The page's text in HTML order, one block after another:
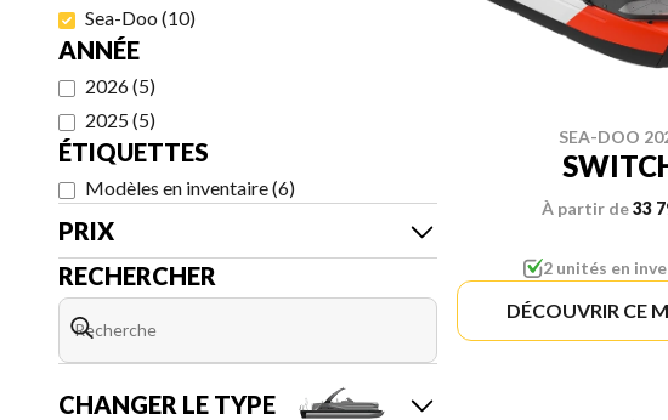
Sea-Doo (10)
ANNÉE
2026(5)
2025(5)
ÉTIQUETTES
Modèles en inventaire(6)
PRIX
RECHERCHER
CHANGER LE TYPE
SEA-DOO
À partir de33
2 unités en
DÉCOUVRIR CE